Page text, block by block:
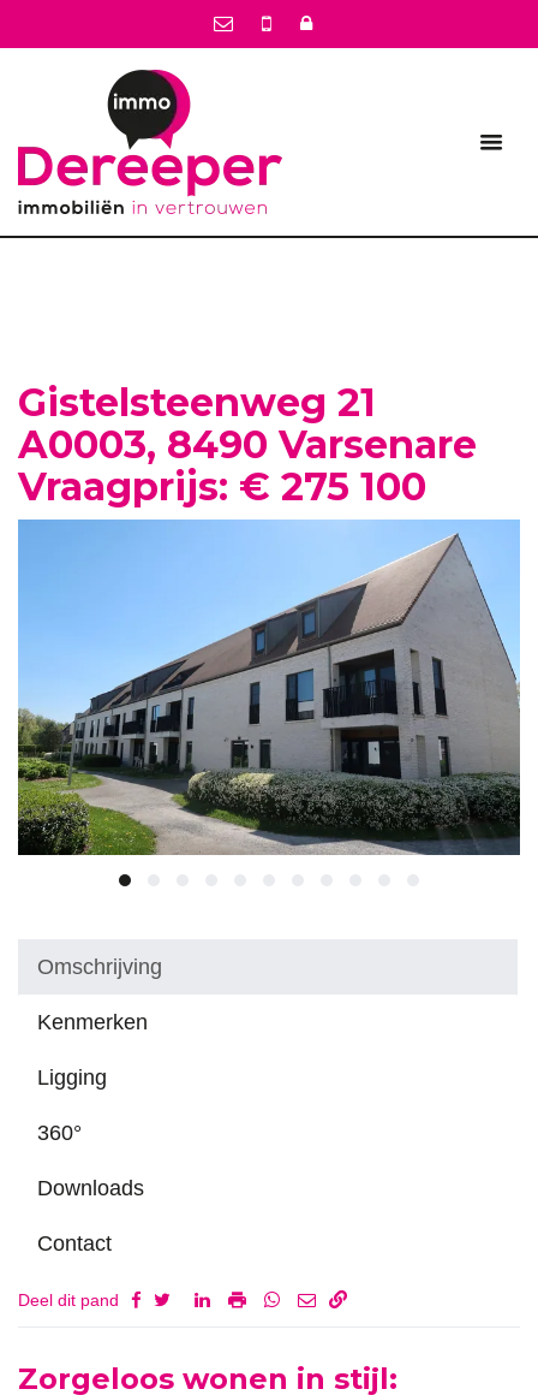
Gistelsteenweg 21
A0003, 8490 Varsenare
Vraagprijs: € 275 100
Omschrijving
Kenmerken
Ligging
360°
Downloads
Contact
Deel dit pand
Omschrijving
Zorgeloos wonen in stijl: